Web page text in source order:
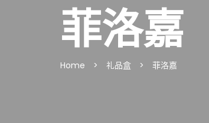
菲洛嘉
Home > 礼品盒 > 菲洛嘉